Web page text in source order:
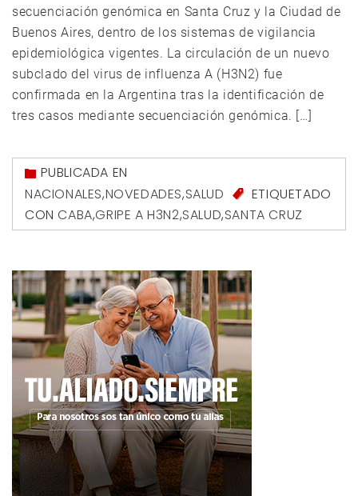
secuenciación genómica en Santa Cruz y la Ciudad de
Buenos Aires, dentro de los sistemas de vigilancia
epidemiológica vigentes. La circulación de un nuevo
subclado del virus de influenza A (H3N2) fue
confirmada en la Argentina tras la identificación de
tres casos mediante secuenciación genómica. […]
PUBLICADA EN
NACIONALES,NOVEDADES,SALUD
ETIQUETADO
CONCABA,GRIPE A H3N2,SALUD,SANTA CRUZ